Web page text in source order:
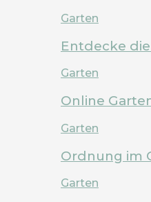
Garten
Entdecke
Garten
Online
Garten
Ordnung im
Garten